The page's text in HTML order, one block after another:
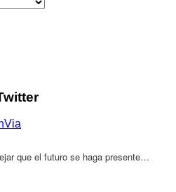
que el futuro se haga presente…